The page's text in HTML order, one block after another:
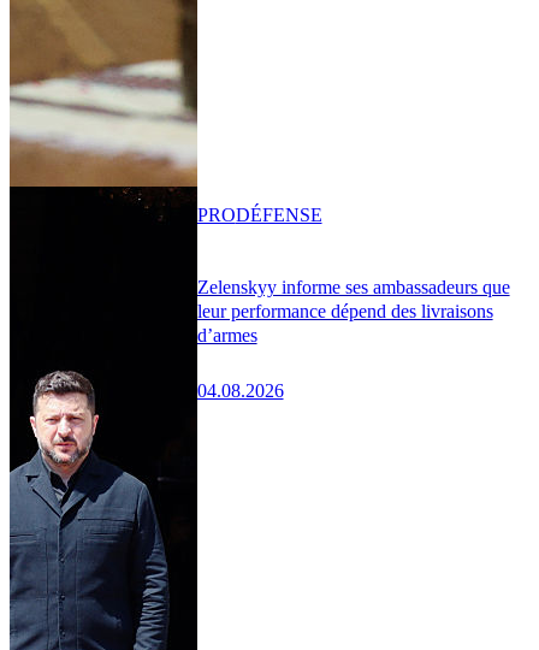
Zelenskyy informe ses ambassadeurs que
leur performance dépend des livraisons
d’armes
04.08.2026
PRODÉFENSE